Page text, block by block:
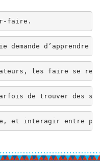
faire.
demande d’apprendre
les faire se
de trouver des
et interagir entre